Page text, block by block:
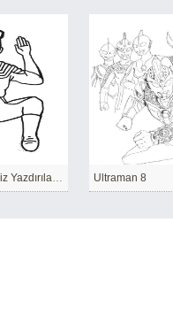
Ultraman Ücretsiz Yazdırılabilir Ultraman 8